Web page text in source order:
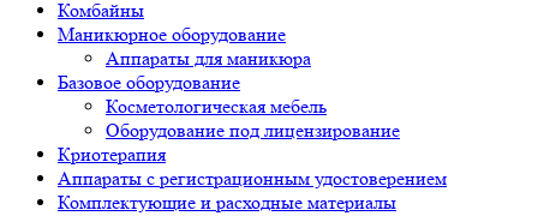
Комбайны
Маникюрное оборудование
Аппараты для маникюра
Базовое оборудование
Косметологическая мебель
Оборудование под лицензирование
Криотерапия
Аппараты c регистрационным удостоверением
Комплектующие и расходные материалы